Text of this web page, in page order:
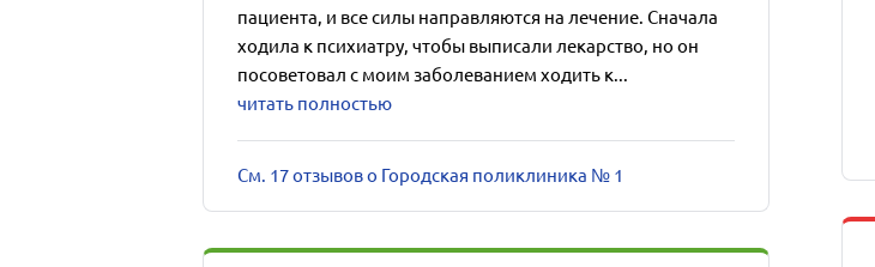
пациента, и все силы направляются на лечение. Сначала
ходила к психиатру, чтобы выписали лекарство, но он
посоветовал с моим заболеванием ходить к...
читать полностью
См. 17 отзывов о Городская поликлиника № 1